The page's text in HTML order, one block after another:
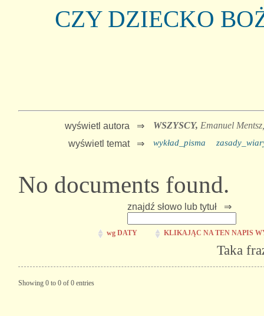
CZY DZIECKO
wyświetl autora ⇒ WSZYSCY, Emanuel
wyświetl temat ⇒
wykład_pisma
No documents found.
znajdź słowo lub tytuł ⇒
wg DATY KLIKAJĄC NA TEN NAPIS
Taka
Showing 0 to 0 of 0 entries